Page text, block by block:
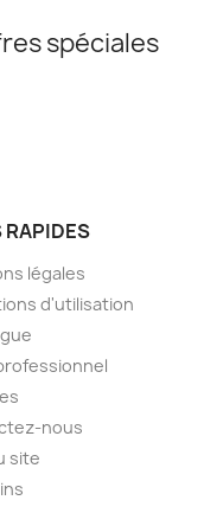
spéciales
RAPIDES
légales
d'utilisation
nous
site